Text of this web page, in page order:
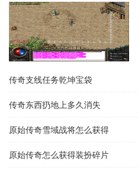
传奇支线任务乾坤宝袋
传奇东西扔地上多久消失
原始传奇雪域战将怎么获得
原始传奇怎么获得装扮碎片